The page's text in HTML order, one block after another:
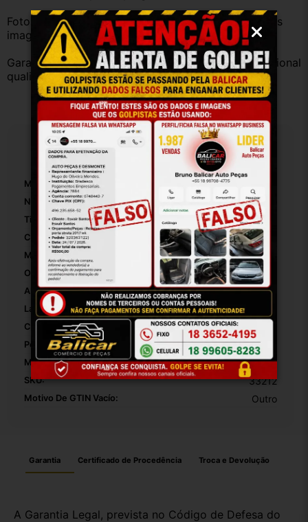
Fotos reais do produto. Peça exatamente igual à das
imagens.
Garantia válida somente com instalação por profissional
qualificado.
Especificações
Marca:
Número De Peça: 33212
Tipo De Veículo: Carro/Caminhonete
Comprimento Da Alavanca De Freio De Mão:
Material Da Alavanca De Freio De Mão: Borracha
Origem: Brasil
Altura Da Embalagem: 30
Largura Da Embalagem:
Comprimento Da Embalagem:
Peso Da Embalagem: 1000
Modelo: Strada 20a 23
SKU: 33212
Motivo De GTIN Vacío: Outro
Garantia Certificado de Procedência Troca e Devolução
A Garantia Legal, prevista no Código de Defesa do